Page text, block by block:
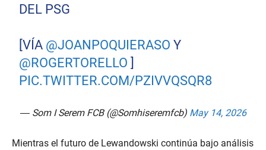
DEL PSG
[VÍA @JOANPOQUIERASO Y
@ROGERTORELLO ]
PIC.TWITTER.COM/PZIVVQSQR8
— Som I Serem FCB (@Somhiseremfcb) May 14, 2026
Mientras el futuro de Lewandowski continúa bajo análisis